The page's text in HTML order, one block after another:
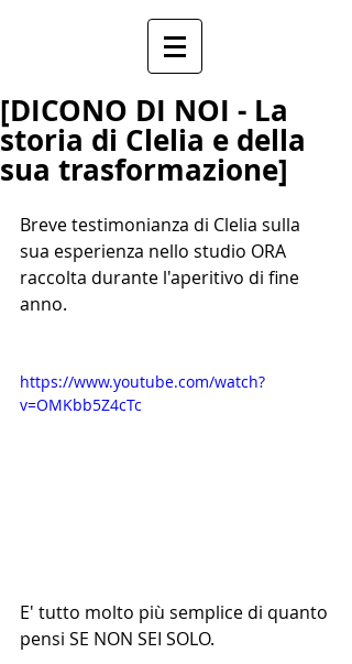
[DICONO DI NOI - La
storia di Clelia e della
sua trasformazione]
Breve testimonianza di Clelia sulla
sua esperienza nello studio ORA
raccolta durante l'aperitivo di fine
anno.
https://www.youtube.com/watch?
v=OMKbb5Z4cTc
E' tutto molto più semplice di quanto
pensi SE NON SEI SOLO.